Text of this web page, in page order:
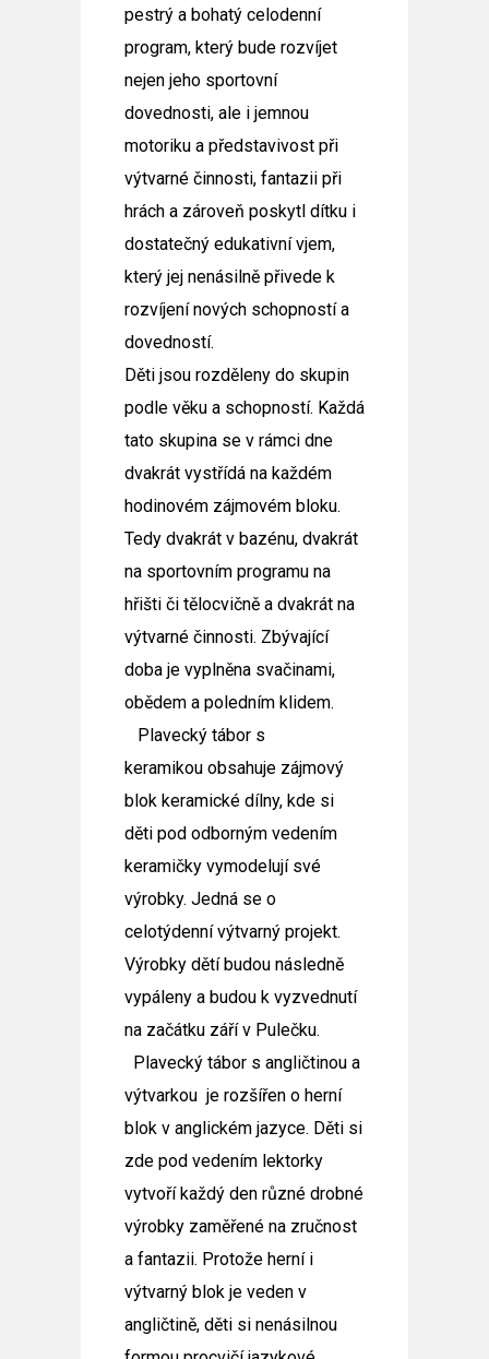
pestrý a bohatý celodenní
program, který bude rozvíjet
nejen jeho sportovní
dovednosti, ale i jemnou
motoriku a představivost při
výtvarné činnosti, fantazii při
hrách a zároveň poskytl dítku i
dostatečný edukativní vjem,
který jej nenásilně přivede k
rozvíjení nových schopností a
dovedností.
Děti jsou rozděleny do skupin
podle věku a schopností. Každá
tato skupina se v rámci dne
dvakrát vystřídá na každém
hodinovém zájmovém bloku.
Tedy dvakrát v bazénu, dvakrát
na sportovním programu na
hřišti či tělocvičně a dvakrát na
výtvarné činnosti. Zbývající
doba je vyplněna svačinami,
obědem a poledním klidem.
Plavecký tábor s
keramikou obsahuje zájmový
blok keramické dílny, kde si
děti pod odborným vedením
keramičky vymodelují své
výrobky. Jedná se o
celotýdenní výtvarný projekt.
Výrobky dětí budou následně
vypáleny a budou k vyzvednutí
na začátku září v Pulečku.
Plavecký tábor s angličtinou a
výtvarkou je rozšířen o herní
blok v anglickém jazyce. Děti si
zde pod vedením lektorky
vytvoří každý den různé drobné
výrobky zaměřené na zručnost
a fantazii. Protože herní i
výtvarný blok je veden v
angličtině, děti si nenásilnou